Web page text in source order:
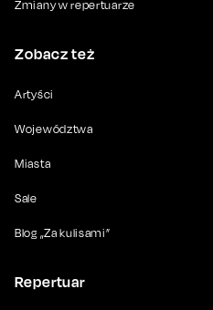
Zmiany w repertuarze
Zobacz też
Artyści
Województwa
Miasta
Sale
Blog „Za kulisami”
Repertuar